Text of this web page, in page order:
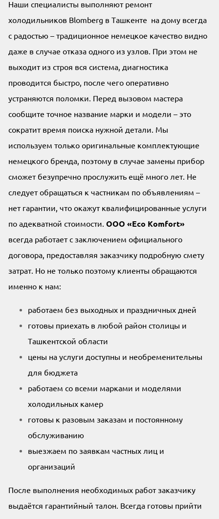
Наши специалисты выполняют ремонт
холодильников Blomberg в Ташкенте на дому всегда
с радостью – традиционное немецкое качество видно
даже в случае отказа одного из узлов. При этом не
выходит из строя вся система, диагностика
проводится быстро, после чего оперативно
устраняются поломки. Перед вызовом мастера
сообщите точное название марки и модели – это
сократит время поиска нужной детали. Мы
используем только оригинальные комплектующие
немецкого бренда, поэтому в случае замены прибор
сможет безупречно прослужить ещё много лет. Не
следует обращаться к частникам по объявлениям –
нет гарантии, что окажут квалифицированные услуги
по адекватной стоимости. OOO «Eco Komfort»
всегда работает с заключением официального
договора, предоставляя заказчику подробную смету
затрат. Но не только поэтому клиенты обращаются
именно к нам:
работаем без выходных и праздничных дней
готовы приехать в любой район столицы и
Ташкентской области
цены на услуги доступны и необременительны
для бюджета
работаем со всеми марками и моделями
холодильных камер
готовы к разовым заказам и постоянному
обслуживанию
выезжаем по заявкам частных лиц и
организаций
После выполнения необходимых работ заказчику
выдаётся гарантийный талон. Всегда готовы прийти